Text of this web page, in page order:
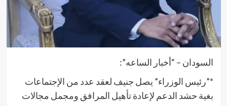
السودان – “أخبار الساعه”:
*”رئيس الوزراء” يصل جنيف لعقد عدد من الإجتماعات
بغية حشد الدعم لإعادة تأهيل المرافق ومجمل مجالات